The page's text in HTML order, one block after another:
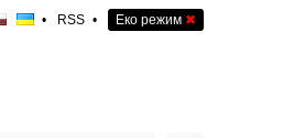
• RSS • Еко режим ✖